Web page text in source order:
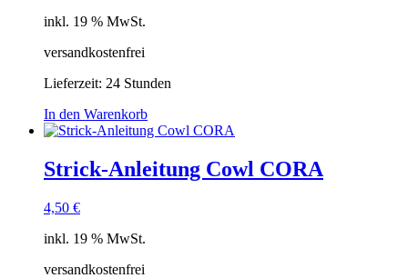
inkl. 19 % MwSt.
versandkostenfrei
Lieferzeit: 24 Stunden
In den Warenkorb
Strick-Anleitung Cowl CORA
4,50 €
inkl. 19 % MwSt.
versandkostenfrei